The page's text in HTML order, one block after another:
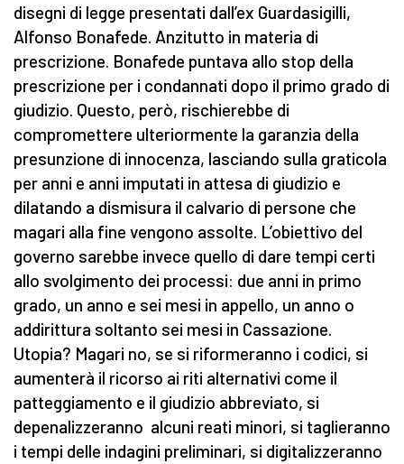
disegni di legge presentati dall’ex Guardasigilli,
Alfonso Bonafede. Anzitutto in materia di
prescrizione. Bonafede puntava allo stop della
prescrizione per i condannati dopo il primo grado di
giudizio. Questo, però, rischierebbe di
compromettere ulteriormente la garanzia della
presunzione di innocenza, lasciando sulla graticola
per anni e anni imputati in attesa di giudizio e
dilatando a dismisura il calvario di persone che
magari alla fine vengono assolte. L’obiettivo del
governo sarebbe invece quello di dare tempi certi
allo svolgimento dei processi: due anni in primo
grado, un anno e sei mesi in appello, un anno o
addirittura soltanto sei mesi in Cassazione.
Utopia? Magari no, se si riformeranno i codici, si
aumenterà il ricorso ai riti alternativi come il
patteggiamento e il giudizio abbreviato, si
depenalizzeranno alcuni reati minori, si taglieranno
i tempi delle indagini preliminari, si digitalizzeranno